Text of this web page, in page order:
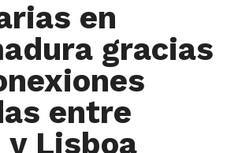
en
gracias
entre
Lisboa